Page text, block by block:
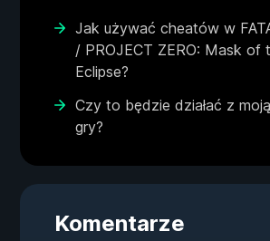
Jak używać cheatów w
/ PROJECT ZERO: Mask of
Eclipse?
Czy to będzie działać z
gry?
Komentarze